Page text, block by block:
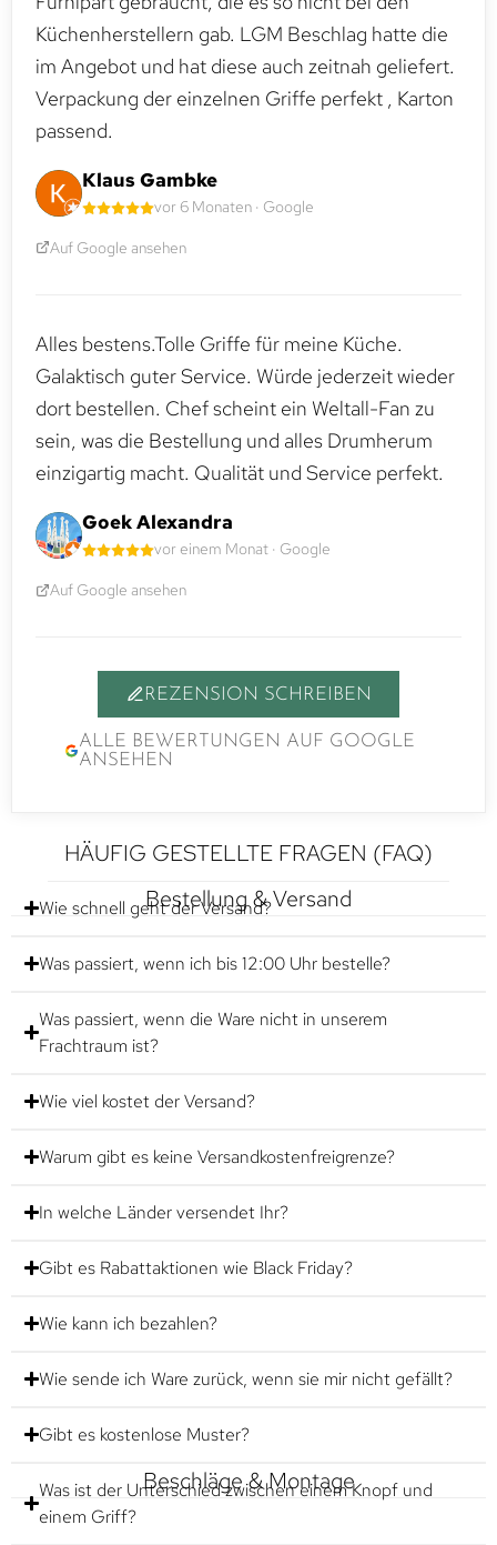
Küchenherstellern gab. LGM Beschlag hatte die
im Angebot und hat diese auch zeitnah geliefert.
Verpackung der einzelnen Griffe perfekt , Karton
passend.
Klaus Gambke
vor 6 Monaten · Google
Auf Google ansehen
Alles bestens.Tolle Griffe für meine Küche.
Galaktisch guter Service. Würde jederzeit wieder
dort bestellen. Chef scheint ein Weltall-Fan zu
sein, was die Bestellung und alles Drumherum
einzigartig macht. Qualität und Service perfekt.
Goek Alexandra
vor einem Monat · Google
Auf Google ansehen
REZENSION SCHREIBEN
ALLE BEWERTUNGEN AUF GOOGLE
ANSEHEN
HÄUFIG GESTELLTE FRAGEN (FAQ)
Bestellung & Versand
Wie schnell geht der Versand?
Was passiert, wenn ich bis 12:00 Uhr bestelle?
Was passiert, wenn die Ware nicht in unserem
Frachtraum ist?
Wie viel kostet der Versand?
Warum gibt es keine Versandkostenfreigrenze?
In welche Länder versendet Ihr?
Gibt es Rabattaktionen wie Black Friday?
Wie kann ich bezahlen?
Wie sende ich Ware zurück, wenn sie mir nicht gefällt?
Gibt es kostenlose Muster?
Beschläge & Montage
Was ist der Unterschied zwischen einem Knopf und
einem Griff?